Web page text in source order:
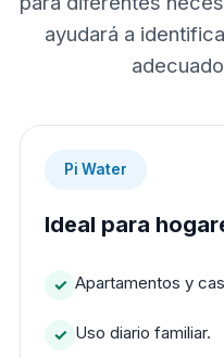
ayudará a
Pi Water
Ideal para
Apartamentos y
Uso diario familiar.